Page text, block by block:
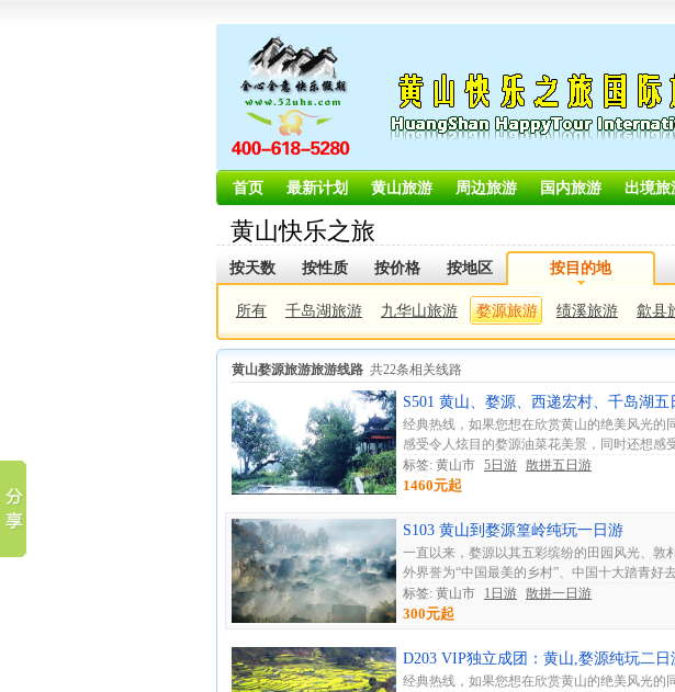
首页 最新计划 黄山旅游 周边旅游 国内旅游 出境旅
黄山快乐之旅
国际旅行社有
限公司旅游
按天数 按性质 按价格 按地区 按目的地
所有 千岛湖旅游 九华山旅游 婺源旅游 绩溪旅游 歙县
黄山婺源旅游旅游线路 共22条相关线路
S501 黄山、婺源、西递宏村、千岛湖五
经典热线，如果您想在欣赏黄山的绝美风光的
感受令人炫目的婺源油菜花美景，同时还想感
标签: 黄山市 5日游 散拼五日游
1460元起
S103 黄山到婺源篁岭纯玩一日游
一直以来，婺源以其五彩缤纷的田园风光、敦
外界誉为“中国最美的乡村”、中国十大踏青好
标签: 黄山市
1日游 散拼一日游
300元起
D203 VIP独立成团：黄山,婺源纯玩二日
经典热线，如果您想在欣赏黄山的绝美风光的